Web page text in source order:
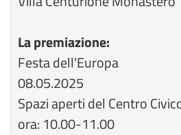
La premiazione:
Festa dell'Europa
08.05.2025
Spazi aperti del Centro
ora: 10.00-11.00